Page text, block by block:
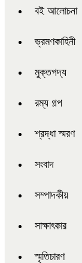
বই আলোচনা
ভ্রমণকাহিনী
মুক্তগদ্য
রম্য গল্প
শ্রদ্ধা স্মরণ
সংবাদ
সম্পাদকীয়
সাক্ষাৎকার
স্মৃতিচারণ